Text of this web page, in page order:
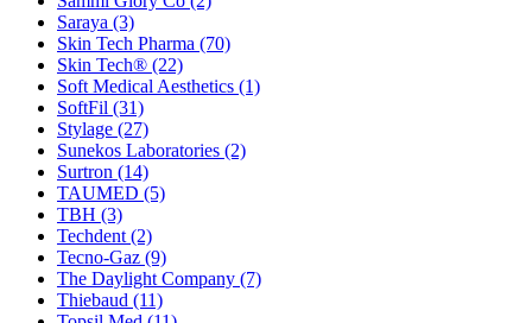
Saraya (3)
Skin Tech Pharma (70)
Skin Tech® (22)
Soft Medical Aesthetics (1)
SoftFil (31)
Stylage (27)
Sunekos Laboratories (2)
Surtron (14)
TAUMED (5)
TBH (3)
Techdent (2)
Tecno-Gaz (9)
The Daylight Company (7)
Thiebaud (11)